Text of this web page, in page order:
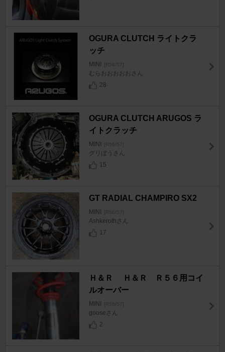
OGURA CLUTCH ライトクラ
ッチ
MINI [R56/57]
むらおおおおおさん
28
OGURA CLUTCH ARUGOS ラ
イトクラッチ
MINI [R56/57]
グリぼうさん
15
GT RADIAL CHAMPIRO SX2
MINI [R56/57]
Ashkerothさん
17
Ｈ＆Ｒ Ｈ＆Ｒ Ｒ５６用コイ
ルオーバー
MINI [R56/57]
gooseさん
2